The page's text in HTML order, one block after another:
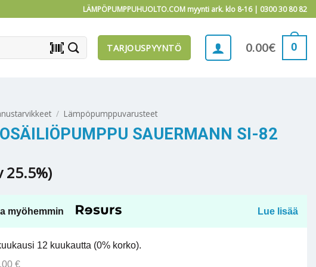
LÄMPÖPUMPPUHUOLTO.COM myynti ark. klo 8-16 | 0300 30 80 82
barcode_scanner TARJOUSPYYNTÖ 0.00€ 0
/ Lämpöpumppuvarusteet
SAUERMANN SI-82
25.5%)
myöhemmin Lue lisää
12 kuukautta (0% korko).
€